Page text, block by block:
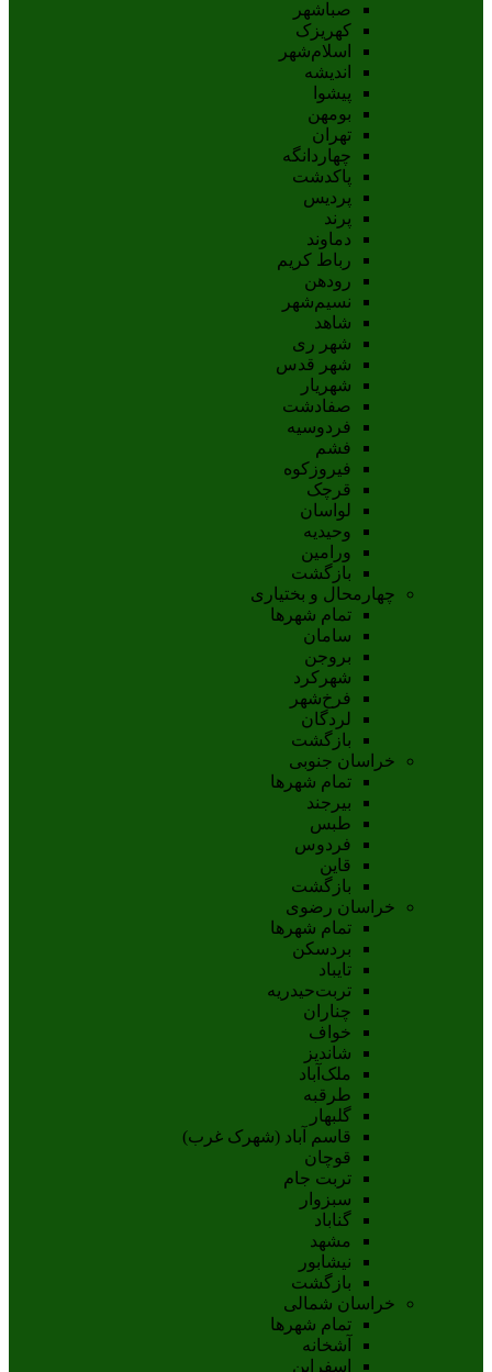
صباشهر
کهریزک
اسلام‌شهر
اندیشه
پيشوا
بومهن
تهران
چهاردانگه
پاکدشت
پردیس
پرند
دماوند
رباط کریم
رودهن
نسيم‌شهر
شاهد
شهر ری
شهر قدس
شهریار
صفادشت
فردوسیه
فشم
فیروزکوه
قرچک
لواسان
وحیدیه
ورامین
بازگشت
چهارمحال و بختیاری
تمام شهر‌ها
سامان
بروجن
شهرکرد
فرخ‌شهر
لردگان
بازگشت
خراسان جنوبی
تمام شهر‌ها
بيرجند
طبس
فردوس
قاين
بازگشت
خراسان رضوی
تمام شهر‌ها
بردسکن
تایباد
تربت‌حیدریه
چناران
خواف
شاندیز
ملک‌آباد
طرقبه
گلبهار
قاسم آباد (شهرک غرب)
قوچان
تربت جام
سبزوار
گناباد
مشهد
نيشابور
بازگشت
خراسان شمالی
تمام شهر‌ها
آشخانه
اسفراين